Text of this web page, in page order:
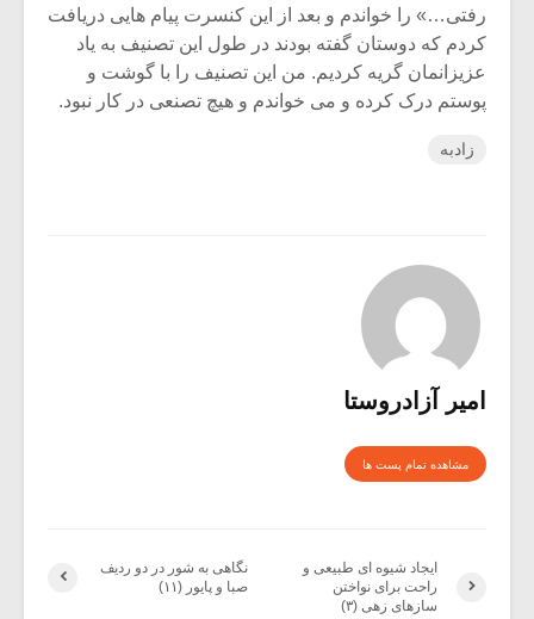
رفتی…» را خواندم و بعد از این کنسرت پیام هایی دریافت
کردم که دوستان گفته بودند در طول این تصنیف به یاد
عزیزانمان گریه کردیم. من این تصنیف را با گوشت و
پوستم درک کرده و می خواندم و هیچ تصنعی در کار نبود.
زادبه
امیر آزاد‌روستا
مشاهده تمام پست ها
نگاهی به شور در دو ردیف
صبا و پایور (۱۱)
ایجاد شیوه ای طبیعی و
راحت برای نواختن
سازهای زهی (۳)